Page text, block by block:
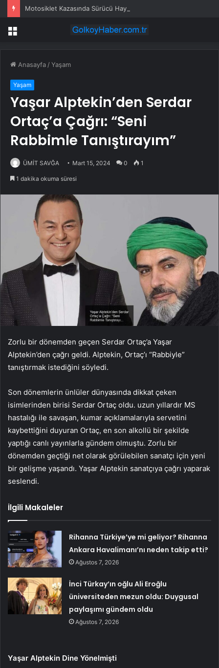
Motosiklet Kazasında Sürücü Hayatını Kaybetti
Menü
Anasayfa /Yaşam
Yaşam
Yaşar Alptekin’den Serdar
Ortaç’a Çağrı: “Seni
Rabbimle Tanıştırayım”
ÜMİT SAVĞA Mart 15, 2024 0 1
1 dakika okuma süresi
Zorlu bir dönemden geçen Serdar Ortaç’a Yaşar
Alptekin’den çağrı geldi. Alptekin, Ortaç’ı “Rabbiyle”
tanıştırmak istediğini söyledi.
Son dönemlerin ünlüler dünyasında dikkat çeken
isimlerinden birisi Serdar Ortaç oldu. uzun yıllardır MS
hastalığı ile savaşan, kumar açıklamalarıyla servetini
kaybettiğini duyuran Ortaç, en son alkollü bir şekilde
yaptığı canlı yayınlarla gündem olmuştu. Zorlu bir
dönemden geçtiği net olarak görülebilen sanatçı için yeni
bir gelişme yaşandı. Yaşar Alptekin sanatçıya çağrı yaparak
seslendi.
İlgili Makaleler
Rihanna Türkiye’ye mi geliyor? Rihanna
Ankara Havalimanı’nı neden takip etti?
Ağustos 7, 2026
İnci Türkay’ın oğlu Ali Eroğlu
üniversiteden mezun oldu: Duygusal
paylaşımı gündem oldu
Ağustos 7, 2026
Yaşar Alptekin Dine Yönelmişti